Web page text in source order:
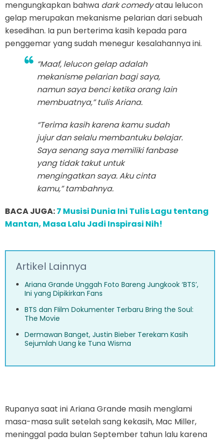
mengungkapkan bahwa dark comedyatau lelucon
gelap merupakan mekanisme pelarian dari sebuah
kesedihan. Ia pun berterima kasih kepada para
penggemar yang sudah menegur kesalahannya ini.
“Maaf, lelucon gelap adalah
mekanisme pelarian bagi saya,
namun saya benci ketika orang lain
membuatnya,” tulis Ariana.
“Terima kasih karena kamu sudah
jujur dan selalu membantuku belajar.
Saya senang saya memiliki fanbase
yang tidak takut untuk
mengingatkan saya. Aku cinta
kamu,” tambahnya.
BACA JUGA:7 Musisi Dunia Ini Tulis Lagu tentang
Mantan, Masa Lalu Jadi Inspirasi Nih!
Artikel Lainnya
Ariana Grande Unggah Foto Bareng Jungkook ‘BTS’,
Ini yang Dipikirkan Fans
BTS dan FIilm Dokumenter Terbaru Bring the Soul:
The Movie
Dermawan Banget, Justin Bieber Terekam Kasih
Sejumlah Uang ke Tuna Wisma
Rupanya saat ini Ariana Grande masih menglami
masa-masa sulit setelah sang kekasih, Mac Miller,
meninggal pada bulan September tahun lalu karena